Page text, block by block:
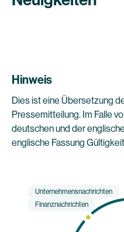
Hinweis
Dies ist eine Übersetzung
Pressemitteilung. Im Falle
deutschen und der
englische Fassung
Unternehmensnachrichten
Finanznachrichten